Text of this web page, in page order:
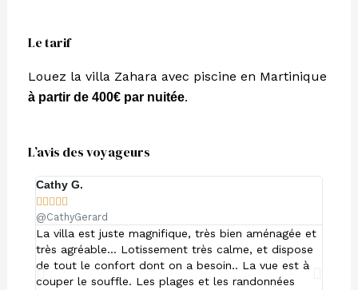
Le tarif
Louez la villa Zahara avec piscine en Martinique
à partir de 400€ par nuitée.
L’avis des voyageurs
Cathy G.
    
@CathyGerard
La villa est juste magnifique, très bien aménagée et
très agréable… Lotissement très calme, et dispose
de tout le confort dont on a besoin.. La vue est à
couper le souffle. Les plages et les randonnées